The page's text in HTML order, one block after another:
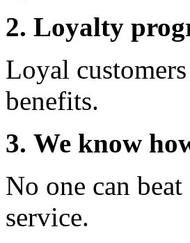
2. Loyalty
Loyal
benefits.
3. We know
No one can
service.